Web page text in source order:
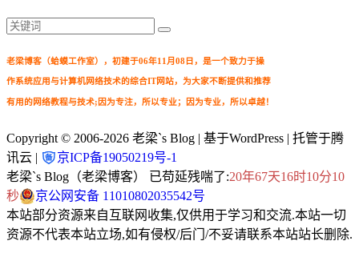
老梁博客（蛤蟆工作室），初建于06年11月08日，是一个致力于操
作系统应用与计算机网络技术的综合IT网站，为大家不断提供和推荐
有用的网络教程与技术;因为专注，所以专业；因为专业，所以卓越！
Copyright © 2006-2026 老梁`s Blog | 基于WordPress | 托管于腾
讯云 |
京ICP备19050219号-1
老梁`s Blog（老梁博客） 已苟延残喘了:20年67天16时10分11
秒
京公网安备 11010802035542号
本站部分资源来自互联网收集,仅供用于学习和交流.本站一切
资源不代表本站立场,如有侵权/后门/不妥请联系本站站长删除.